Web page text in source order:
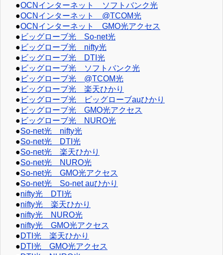
●OCNインターネット ソフトバンク光
●OCNインターネット @TCOM光
●OCNインターネット GMO光アクセス
● ビッグローブ光 So-net光
● ビッグローブ光 nifty光
● ビッグローブ光 DTI光
● ビッグローブ光 ソフトバンク光
● ビッグローブ光 @TCOM光
● ビッグローブ光 楽天ひかり
● ビッグローブ光 ビッグローブauひかり
● ビッグローブ光 GMO光アクセス
● ビッグローブ光 NURO光
●So-net光 nifty光
●So-net光 DTI光
●So-net光 楽天ひかり
●So-net光 NURO光
●So-net光 GMO光アクセス
●So-net光 So-net auひかり
●nifty光 DTI光
●nifty光 楽天ひかり
●nifty光 NURO光
●nifty光 GMO光アクセス
●DTI光 楽天ひかり
●DTI光 GMO光アクセス